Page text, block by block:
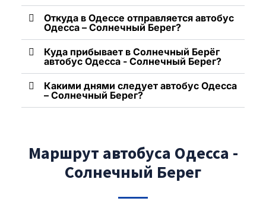
Откуда в Одессе отправляется автобус
Одесса – Солнечный Берег?
Куда прибывает в Солнечный Берёг
автобус Одесса - Солнечный Берег?
Какими днями следует автобус Одесса
– Солнечный Берег?
Маршрут автобуса Одесса -
Солнечный Берег